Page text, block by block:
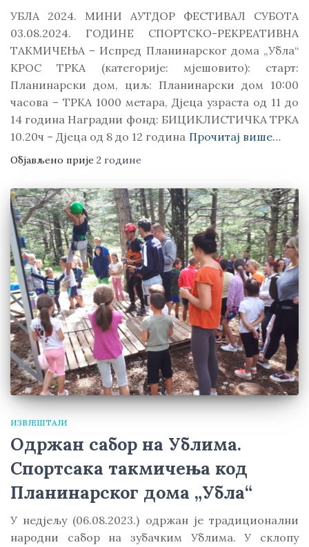
УБЛА 2024. МИНИ АУТДОР ФЕСТИВАЛ СУБОТА
03.08.2024. ГОДИНЕ СПОРТСКО-РЕКРЕАТИВНА
ТАКМИЧЕЊА – Испред Планинарског дома „Убла“
КРОС ТРКА (категорије: мјешовито): старт:
Планинарски дом, циљ: Планинарски дом 10:00
часова – ТРКА 1000 метара, Дјеца узраста од 11 до
14 година Наградни фонд: БИЦИКЛИСТИЧКА ТРКА
10.20ч – Дјеца од 8 до 12 година Прочитај више…
Објављено прије 2 године
ИЗВЈЕШТАЈИ
Одржан сабор на Ублима.
Спортсака такмичења код
Планинарског дома „Убла“
У недјељу (06.08.2023.) одржан је традиционални
народни сабор на зубачким Ублима. У склопу